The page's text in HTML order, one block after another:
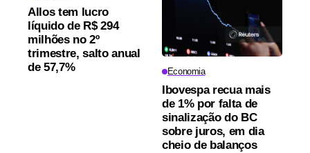
Allos tem lucro
líquido de R$ 294
milhões no 2º
trimestre, salto anual
de 57,7%
Economia
Ibovespa recua mais
de 1% por falta de
sinalização do BC
sobre juros, em dia
cheio de balanços